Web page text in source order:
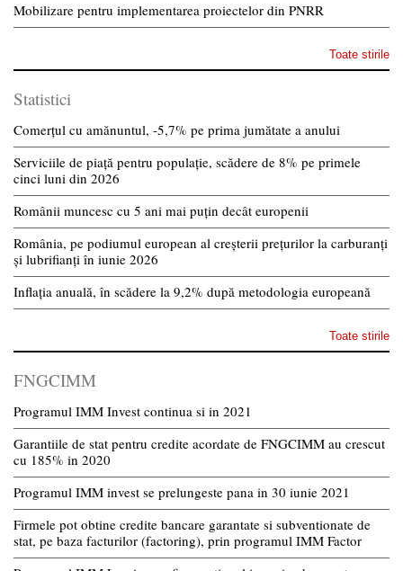
Mobilizare pentru implementarea proiectelor din PNRR
Toate stirile
Statistici
Comerțul cu amănuntul, -5,7% pe prima jumătate a anului
Serviciile de piață pentru populație, scădere de 8% pe primele
cinci luni din 2026
Românii muncesc cu 5 ani mai puțin decât europenii
România, pe podiumul european al creșterii prețurilor la carburanți
și lubrifianți în iunie 2026
Inflația anuală, în scădere la 9,2% după metodologia europeană
Toate stirile
FNGCIMM
Programul IMM Invest continua si in 2021
Garantiile de stat pentru credite acordate de FNGCIMM au crescut
cu 185% in 2020
Programul IMM invest se prelungeste pana in 30 iunie 2021
Firmele pot obtine credite bancare garantate si subventionate de
stat, pe baza facturilor (factoring), prin programul IMM Factor